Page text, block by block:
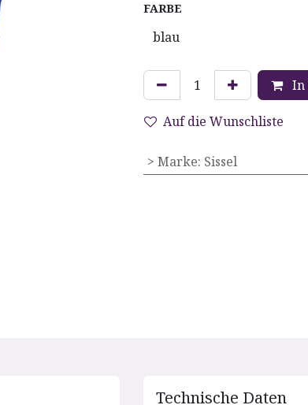
FARBE
In
Auf die Wunschliste
> Marke: Sissel
Technische D​aten